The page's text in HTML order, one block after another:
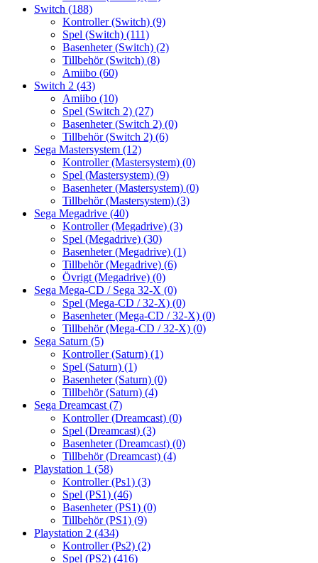
Switch (188)
Kontroller (Switch) (9)
Spel (Switch) (111)
Basenheter (Switch) (2)
Tillbehör (Switch) (8)
Amiibo (60)
Switch 2 (43)
Amiibo (10)
Spel (Switch 2) (27)
Basenheter (Switch 2) (0)
Tillbehör (Switch 2) (6)
Sega Mastersystem (12)
Kontroller (Mastersystem) (0)
Spel (Mastersystem) (9)
Basenheter (Mastersystem) (0)
Tillbehör (Mastersystem) (3)
Sega Megadrive (40)
Kontroller (Megadrive) (3)
Spel (Megadrive) (30)
Basenheter (Megadrive) (1)
Tillbehör (Megadrive) (6)
Övrigt (Megadrive) (0)
Sega Mega-CD / Sega 32-X (0)
Spel (Mega-CD / 32-X) (0)
Basenheter (Mega-CD / 32-X) (0)
Tillbehör (Mega-CD / 32-X) (0)
Sega Saturn (5)
Kontroller (Saturn) (1)
Spel (Saturn) (1)
Basenheter (Saturn) (0)
Tillbehör (Saturn) (4)
Sega Dreamcast (7)
Kontroller (Dreamcast) (0)
Spel (Dreamcast) (3)
Basenheter (Dreamcast) (0)
Tillbehör (Dreamcast) (4)
Playstation 1 (58)
Kontroller (Ps1) (3)
Spel (PS1) (46)
Basenheter (PS1) (0)
Tillbehör (PS1) (9)
Playstation 2 (434)
Kontroller (Ps2) (2)
Spel (PS2) (416)